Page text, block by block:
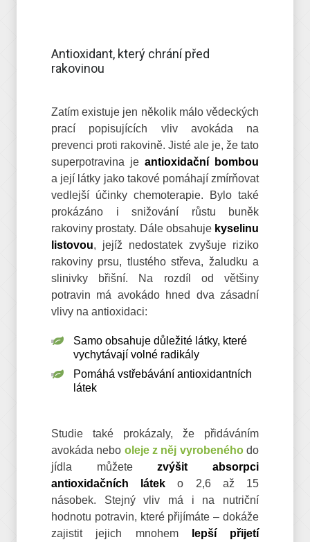
Antioxidant, který chrání před
rakovinou
Zatím existuje jen několik málo vědeckých
prací popisujících vliv avokáda na
prevenci proti rakovině. Jisté ale je, že tato
superpotravina je antioxidační bombou
a její látky jako takové pomáhají zmírňovat
vedlejší účinky chemoterapie. Bylo také
prokázáno i snižování růstu buněk
rakoviny prostaty. Dále obsahuje kyselinu
listovou, jejíž nedostatek zvyšuje riziko
rakoviny prsu, tlustého střeva, žaludku a
slinivky břišní. Na rozdíl od většiny
potravin má avokádo hned dva zásadní
vlivy na antioxidaci:
Samo obsahuje důležité látky, které
vychytávají volné radikály
Pomáhá vstřebávání antioxidantních
látek
Studie také prokázaly, že přidáváním
avokáda nebo oleje z něj vyrobenéhodo
jídla můžetezvýšit absorpci
antioxidačních látek o 2,6 až 15
násobek. Stejný vliv má i na nutriční
hodnotu potravin, které přijímáte – dokáže
zajistit jejich mnohemlepší přijetí